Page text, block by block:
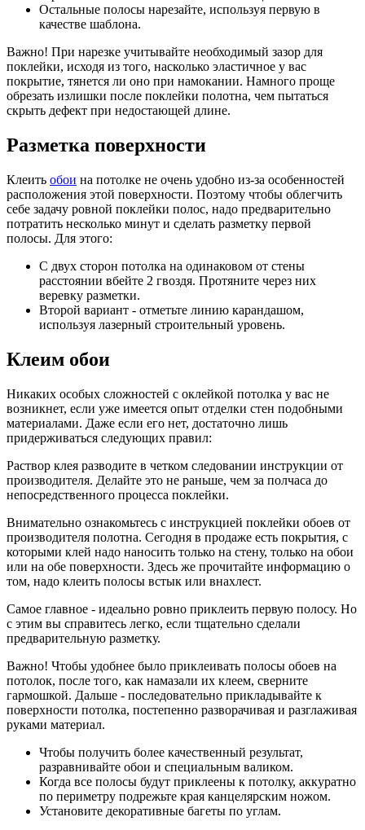
Остальные полосы нарезайте, используя первую в
качестве шаблона.
Важно! При нарезке учитывайте необходимый зазор для
поклейки, исходя из того, насколько эластичное у вас
покрытие, тянется ли оно при намокании. Намного проще
обрезать излишки после поклейки полотна, чем пытаться
скрыть дефект при недостающей длине.
Разметка поверхности
Клеить обои на потолке не очень удобно из-за особенностей
расположения этой поверхности. Поэтому чтобы облегчить
себе задачу ровной поклейки полос, надо предварительно
потратить несколько минут и сделать разметку первой
полосы. Для этого:
С двух сторон потолка на одинаковом от стены
расстоянии вбейте 2 гвоздя. Протяните через них
веревку разметки.
Второй вариант - отметьте линию карандашом,
используя лазерный строительный уровень.
Клеим обои
Никаких особых сложностей с оклейкой потолка у вас не
возникнет, если уже имеется опыт отделки стен подобными
материалами. Даже если его нет, достаточно лишь
придерживаться следующих правил:
Раствор клея разводите в четком следовании инструкции от
производителя. Делайте это не раньше, чем за полчаса до
непосредственного процесса поклейки.
Внимательно ознакомьтесь с инструкцией поклейки обоев от
производителя полотна. Сегодня в продаже есть покрытия, с
которыми клей надо наносить только на стену, только на обои
или на обе поверхности. Здесь же прочитайте информацию о
том, надо клеить полосы встык или внахлест.
Самое главное - идеально ровно приклеить первую полосу. Но
с этим вы справитесь легко, если тщательно сделали
предварительную разметку.
Важно! Чтобы удобнее было приклеивать полосы обоев на
потолок, после того, как намазали их клеем, сверните
гармошкой. Дальше - последовательно прикладывайте к
поверхности потолка, постепенно разворачивая и разглаживая
руками материал.
Чтобы получить более качественный результат,
разравнивайте обои и специальным валиком.
Когда все полосы будут приклеены к потолку, аккуратно
по периметру подрежьте края канцелярским ножом.
Установите декоративные багеты по углам.